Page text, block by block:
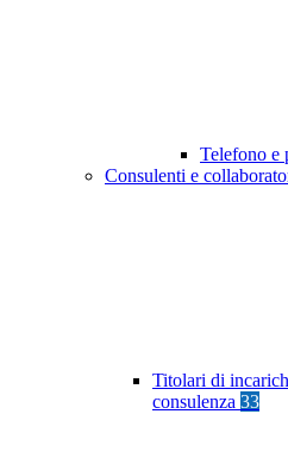
Telefono e
Consulenti e
Titolari di
consulenza 33